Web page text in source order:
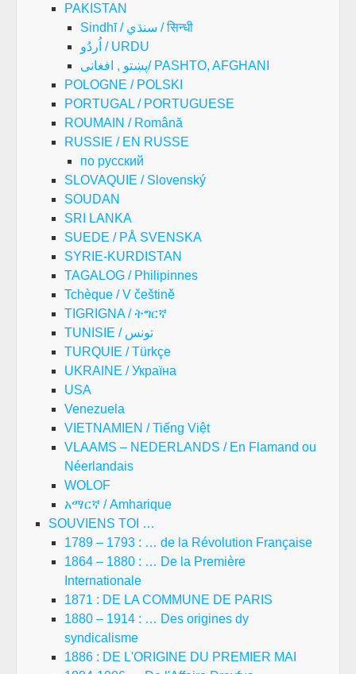
PAKISTAN
Sindhī / سنڌي / सिन्धी
اُردُو / URDU
پښتو , افغانی/ PASHTO, AFGHANI
POLOGNE / POLSKI
PORTUGAL / PORTUGUESE
ROUMAIN / Română
RUSSIE / EN RUSSE
по русский
SLOVAQUIE / Slovenský
SOUDAN
SRI LANKA
SUEDE / PÅ SVENSKA
SYRIE-KURDISTAN
TAGALOG / Philipinnes
Tchèque / V češtině
TIGRIGNA / ትግርኛ
TUNISIE / تونس
TURQUIE / Türkçe
UKRAINE / Україна
USA
Venezuela
VIETNAMIEN / Tiếng Việt
VLAAMS – NEDERLANDS / En Flamand ou
Néerlandais
WOLOF
አማርኛ / Amharique
SOUVIENS TOI …
1789 – 1793 : … de la Révolution Française
1864 – 1880 : … De la Première
Internationale
1871 : DE LA COMMUNE DE PARIS
1880 – 1914 : … Des origines dy
syndicalisme
1886 : DE L'ORIGINE DU PREMIER MAI